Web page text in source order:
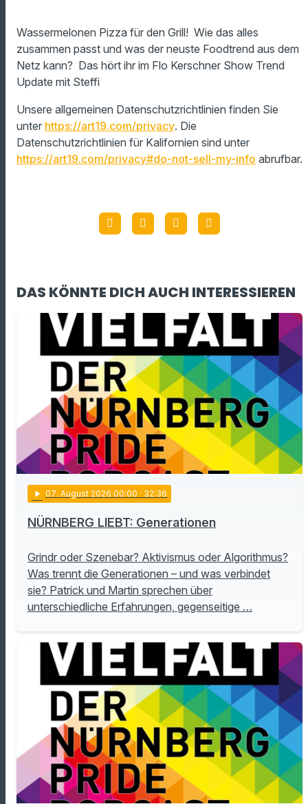
play_arrow
00:00 01:25
Wassermelonen Pizza für den Grill! Wie das alles
zusammen passt und was der neuste Foodtrend aus dem
Netz kann? Das hört ihr im Flo Kerschner Show Trend
Update mit Steffi
Unsere allgemeinen Datenschutzrichtlinien finden Sie
unter https://art19.com/privacy. Die
Datenschutzrichtlinien für Kalifornien sind unter
https://art19.com/privacy#do-not-sell-my-info abrufbar.
DAS KÖNNTE DICH AUCH INTERESSIEREN
play_arrow 07. August 2026 00:00 · 32:36
NÜRNBERG LIEBT: Generationen
Grindr oder Szenebar? Aktivismus oder Algorithmus?
Was trennt die Generationen – und was verbindet
sie? Patrick und Martin sprechen über
unterschiedliche Erfahrungen, gegenseitige …